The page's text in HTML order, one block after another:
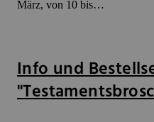
März, von 10 bis…
Info und